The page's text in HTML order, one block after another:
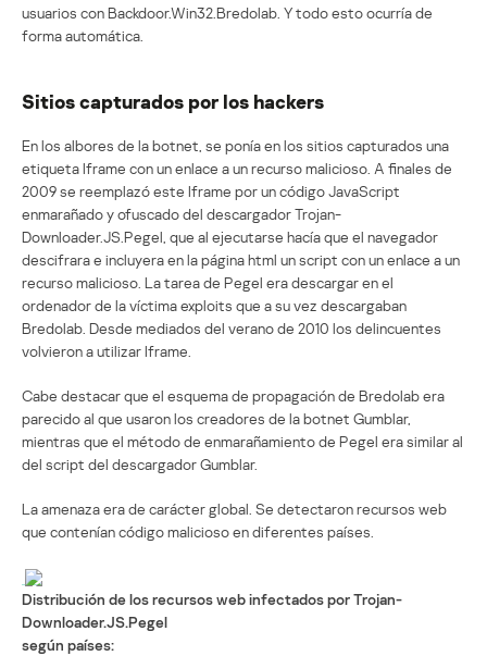
usuarios con Backdoor.Win32.Bredolab. Y todo esto ocurría de
forma automática.
Sitios capturados por los hackers
En los albores de la botnet, se ponía en los sitios capturados una
etiqueta Iframe con un enlace a un recurso malicioso. A finales de
2009 se reemplazó este Iframe por un código JavaScript
enmarañado y ofuscado del descargador Trojan-
Downloader.JS.Pegel, que al ejecutarse hacía que el navegador
descifrara e incluyera en la página html un script con un enlace a un
recurso malicioso. La tarea de Pegel era descargar en el
ordenador de la víctima exploits que a su vez descargaban
Bredolab. Desde mediados del verano de 2010 los delincuentes
volvieron a utilizar Iframe.
Cabe destacar que el esquema de propagación de Bredolab era
parecido al que usaron los creadores de la botnet Gumblar,
mientras que el método de enmarañamiento de Pegel era similar al
del script del descargador Gumblar.
La amenaza era de carácter global. Se detectaron recursos web
que contenían código malicioso en diferentes países.
Distribución de los recursos web infectados por Trojan-
Downloader.JS.Pegel
según países: